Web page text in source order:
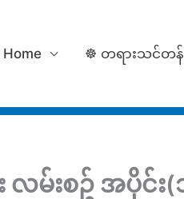
Home ☸️ တရားသင်တန်
လမ်းစဥ် အပိုင်း(